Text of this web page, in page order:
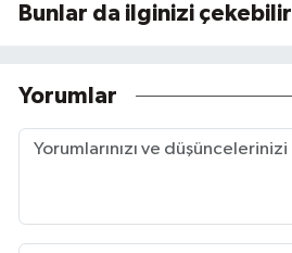
Bunlar da ilginizi çekebilir
Yorumlar